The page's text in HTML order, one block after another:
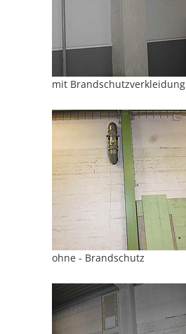
mit Brandschutzverkleidung
ohne - Brandschutz